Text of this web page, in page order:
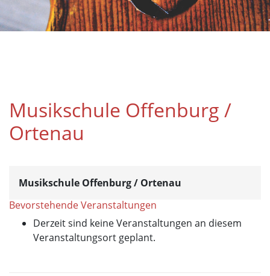
Musikschule Offenburg /
Ortenau
Musikschule Offenburg / Ortenau
Bevorstehende Veranstaltungen
Derzeit sind keine Veranstaltungen an diesem
Veranstaltungsort geplant.